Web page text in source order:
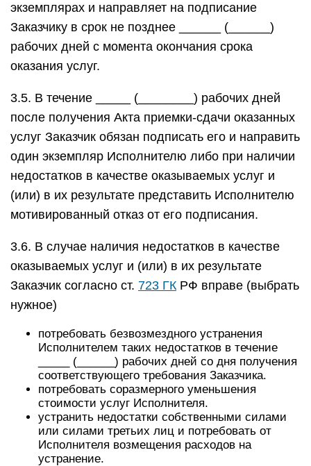
экземплярах и направляет на подписание
Заказчику в срок не позднее ______ (______)
рабочих дней с момента окончания срока
оказания услуг.
3.5. В течение _____ (________) рабочих дней
после получения Акта приемки-сдачи оказанных
услуг Заказчик обязан подписать его и направить
один экземпляр Исполнителю либо при наличии
недостатков в качестве оказываемых услуг и
(или) в их результате представить Исполнителю
мотивированный отказ от его подписания.
3.6. В случае наличия недостатков в качестве
оказываемых услуг и (или) в их результате
Заказчик согласно ст. 723 ГКРФ вправе (выбрать
нужное)
потребовать безвозмездного устранения
Исполнителем таких недостатков в течение
_____ (______) рабочих дней со дня получения
соответствующего требования Заказчика.
потребовать соразмерного уменьшения
стоимости услуг Исполнителя.
устранить недостатки собственными силами
или силами третьих лиц и потребовать от
Исполнителя возмещения расходов на
устранение.